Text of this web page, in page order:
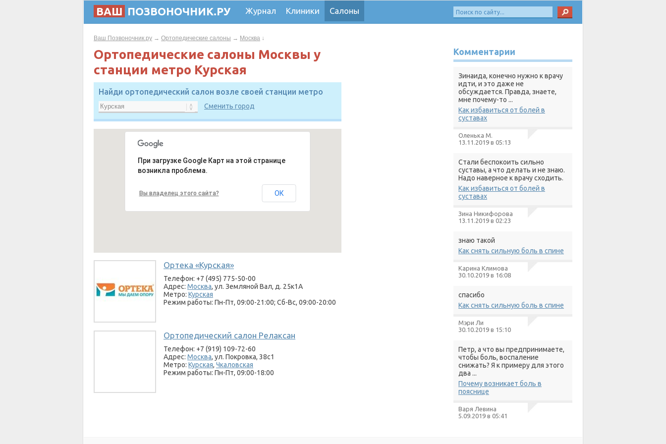
Ваш Позвоночник.ру → Ортопедические салоны → Москва ↓
Ортопедические салоны Москвы у
станции метро Курская
Найди ортопедический салон возле своей станции метро
Сменить город
При загрузке Google Карт на этой странице
возникла проблема.
Вы владелец этого сайта? ОК
Ортека «Курская»
Телефон: +7 (495) 775-50-00
Адрес: Москва, ул. Земляной Вал, д. 25к1А
Метро: Курская
Режим работы: Пн-Пт, 09:00-21:00; Сб-Вс, 09:00-20:00
Ортопедический салон Релаксан
Телефон: +7 (919) 109-72-60
Адрес: Москва, ул. Покровка, 38с1
Метро: Курская, Чкаловская
Режим работы: Пн-Пт, 09:00-18:00
Комментарии
Зинаида, конечно нужно к врачу
идти, и это даже не
обсуждается. Правда, знаете,
мне почему-то ...
Как избавиться от болей в
суставах
Оленька М.
13.11.2019 в 05:13
Стали беспокоить сильно
суставы, а что делать и не знаю.
Надо наверное к врачу сходить.
Как избавиться от болей в
суставах
Зина Никифорова
13.11.2019 в 02:23
знаю такой
Как снять сильную боль в спине
Карина Климова
30.10.2019 в 16:08
спасибо
Как снять сильную боль в спине
Мэри Ли
30.10.2019 в 15:10
Петр, а что вы предпринимаете,
чтобы боль, воспаление
снижать? Я к примеру для этого
два ...
Почему возникает боль в
пояснице
Варя Левина
5.09.2019 в 05:41
ВАШ ПОЗВОНОЧНИК.РУ Журнал Клиники Салоны